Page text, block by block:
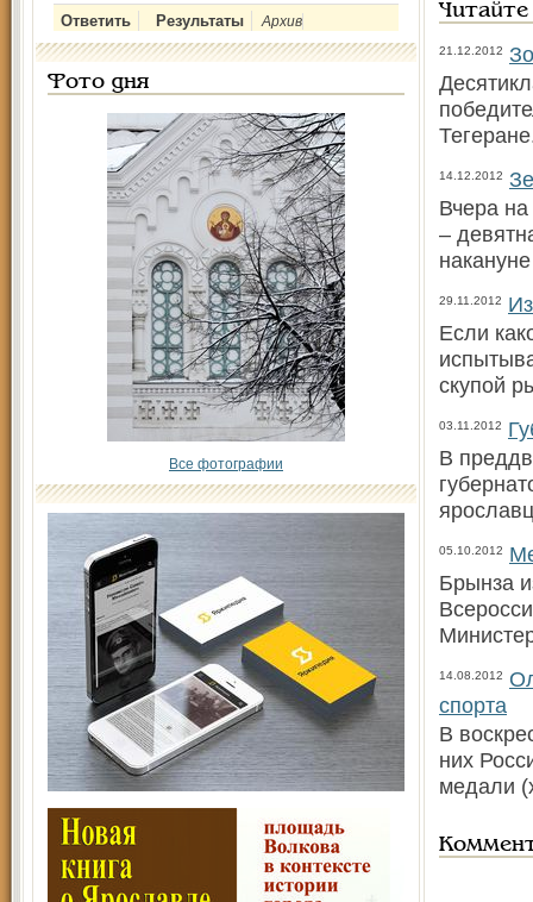
Архив
Фото дня
Все фотографии
21.12.2012
14.12.2012
Вчера
–
29.11.2012
Если
скупой
03.11.2012
В
05.10.2012
Брынза
14.08.2012
спорта
В
них
медали